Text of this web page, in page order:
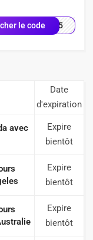
le codeER25
Date
d'expiration
avec
Expire
bientôt
Expire
bientôt
Expire
bientôt